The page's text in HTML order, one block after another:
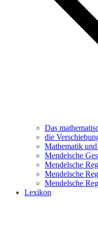
Das
die
Mathematik
Mendelsche
Mendelsche
Mendelsche
Mendelsche
Lexikon